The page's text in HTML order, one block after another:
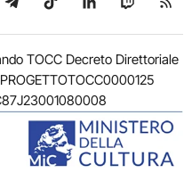
TOCC Decreto Direttoriale